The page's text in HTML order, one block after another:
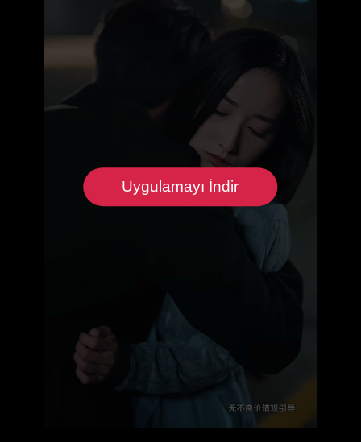
Uygulamayı İndir